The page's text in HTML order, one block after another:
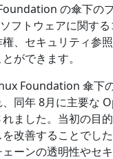
の傘下の
フトウェアに関する
、セキュリティ参
ができます。
Foundation 傘下
同年 8月に主要な
ました。当初の目
改善することでした
ーンの透明性やセ